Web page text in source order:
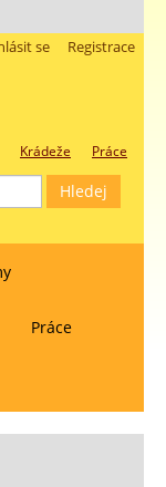
Registrace
se
Krádeže Práce
Práce